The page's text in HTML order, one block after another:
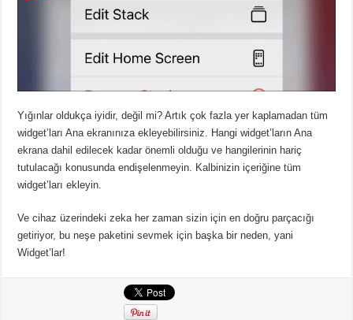
Yığınlar oldukça iyidir, değil mi? Artık çok fazla yer kaplamadan tüm
widget’ları Ana ekranınıza ekleyebilirsiniz. Hangi widget’ların Ana
ekrana dahil edilecek kadar önemli olduğu ve hangilerinin hariç
tutulacağı konusunda endişelenmeyin. Kalbinizin içeriğine tüm
widget’ları ekleyin.
Ve cihaz üzerindeki zeka her zaman sizin için en doğru parçacığı
getiriyor, bu neşe paketini sevmek için başka bir neden, yani
Widget’lar!